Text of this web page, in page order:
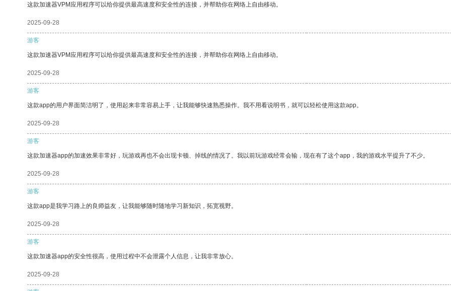
这款加速器VPM应用程序可以给你提供最高速度和安全性的连接，并帮助你在网络上自由移动。
2025-09-28
游客
这款加速器VPM应用程序可以给你提供最高速度和安全性的连接，并帮助你在网络上自由移动。
2025-09-28
游客
这款app的用户界面简洁明了，使用起来非常容易上手，让我能够快速熟悉操作。我不用看说明书，就可以轻松使用这款app。
2025-09-28
游客
这款加速器app的加速效果非常好，玩游戏再也不会出现卡顿、掉线的情况了。我以前玩游戏经常会输，现在有了这个app，我的游戏水平提升了不少。
2025-09-28
游客
这款app是我学习路上的良师益友，让我能够随时随地学习新知识，拓宽视野。
2025-09-28
游客
这款加速器app的安全性很高，使用过程中不会泄露个人信息，让我非常放心。
2025-09-28